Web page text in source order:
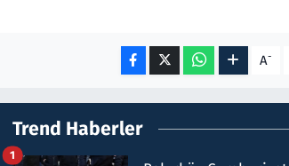
A-
Trend Haberler
1